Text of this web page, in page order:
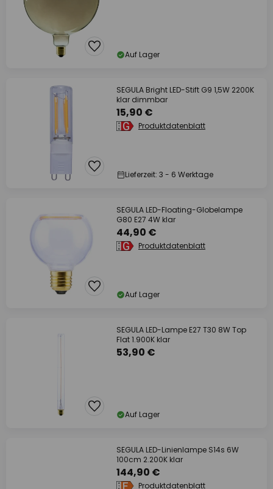
Auf Lager
SEGULA Bright LED-Stift G9 1,5W 2200K
klar dimmbar
15,90 €
Produktdatenblatt
Lieferzeit: 3 - 6 Werktage
SEGULA LED-Floating-Globelampe
G80 E27 4W klar
44,90 €
Produktdatenblatt
Auf Lager
SEGULA LED-Lampe E27 T30 8W Top
Flat 1.900K klar
53,90 €
Auf Lager
SEGULA LED-Linienlampe S14s 6W
100cm 2.200K klar
144,90 €
Produktdatenblatt